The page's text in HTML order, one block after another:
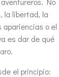
la libertad, la
apariencias o el
es dar de qué
el principio: